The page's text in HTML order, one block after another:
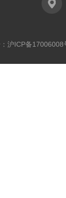
沪ICP备17006008